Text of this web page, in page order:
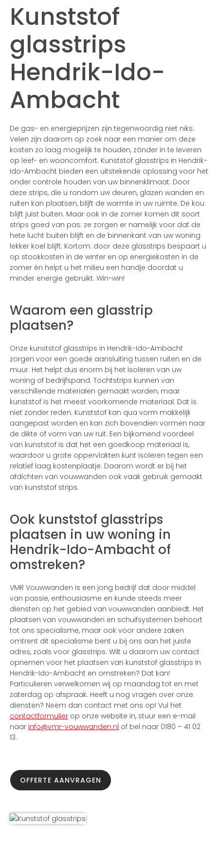
Kunststof
glasstrips
Hendrik-Ido-
Ambacht
De gas- en energieprijzen zijn tegenwoordig niet niks.
Velen zijn daarom op zoek naar een manier om deze
kosten zo laag mogelijk te houden, zónder in te leveren
op leef- en wooncomfort. Kunststof glasstrips in Hendrik-
Ido-Ambacht bieden een uitstekende oplossing voor het
onder controle houden van uw binnenklimaat. Door
deze strips, die u rondom uw deuren, glazen wanden en
ruiten kan plaatsen, blijft de warmte in uw ruimte. De kou
blijft juist buiten. Maar ook in de zomer komen dit soort
strips goed van pas: ze zorgen er namelijk voor dat de
hete lucht buiten blijft en de binnenkant van uw woning
lekker koel blijft. Kortom: door deze glasstrips bespaart u
op stookkosten in de winter en op energiekosten in de
zomer én helpt u het milieu een handje doordat u
minder energie gebruikt. Win-win!
Waarom een glasstrip
plaatsen?
Onze kunststof glasstrips in Hendrik-Ido-Ambacht
zorgen voor een goede aansluiting tussen ruiten en de
muur. Het helpt dus enorm bij het isoleren van uw
woning of bedrijfspand. Tochtstrips kunnen van
verschillende materialen gemaakt worden, maar
kunststof is het meest voorkomende materiaal. Dat is
niet zonder reden. Kunststof kan qua vorm makkelijk
aangepast worden en kan zich bovendien vormen naar
de dikte of vorm van uw ruit. Een bijkomend voordeel
van kunststof is dat het een goedkoop materiaal is,
waardoor u grote oppervlakten kunt isoleren tegen een
relatief laag kostenplaatje. Daarom wordt er bij het
afdichten van vouwwanden ook vaak gebruik gemaakt
van kunststof strips.
Ook kunststof glasstrips
plaatsen in uw woning in
Hendrik-Ido-Ambacht of
omstreken?
VMR Vouwwanden is een jong bedrijf dat door middel
van passie, enthousiasme en kunde steeds meer
diensten op het gebied van vouwwanden aanbiedt. Het
plaatsen van vouwwanden en schuifsystemen behoort
tot ons specialisme, maar ook voor andere zaken
omtrent dit specialisme bent u bij ons aan het juiste
adres, zoals voor glasstrips. Wilt u daarom uw contact
opnemen voor het plaatsen van kunststof glasstrips in
Hendrik-Ido-Ambacht en omstreken? Dat kan!
Particulieren verwelkomen wij op maandag tot en met
zaterdag op afspraak. Heeft u nog vragen over onze
diensten? Neem dan contact met ons op! Vul het
contactformulier op onze website in, stuur een e-mail
naar info@vmr-vouwwanden.nl of bel naar 0180 – 41 02
13.
OFFERTE AANVRAGEN